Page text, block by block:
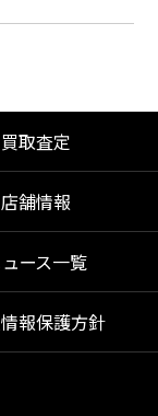
買取査定
店舗情報
ース一覧
報保護方針